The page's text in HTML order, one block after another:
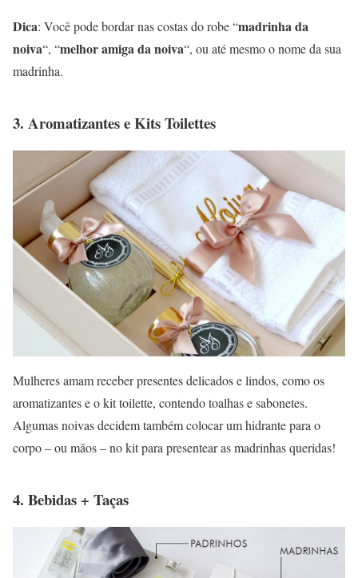
Dica: Você pode bordar nas costas do robe “madrinha da
noiva“, “melhor amiga da noiva“, ou até mesmo o nome da sua
madrinha.
3. Aromatizantes e Kits Toilettes
Mulheres amam receber presentes delicados e lindos, como os
aromatizantes e o kit toilette, contendo toalhas e sabonetes.
Algumas noivas decidem também colocar um hidrante para o
corpo – ou mãos – no kit para presentear as madrinhas queridas!
4. Bebidas + Taças